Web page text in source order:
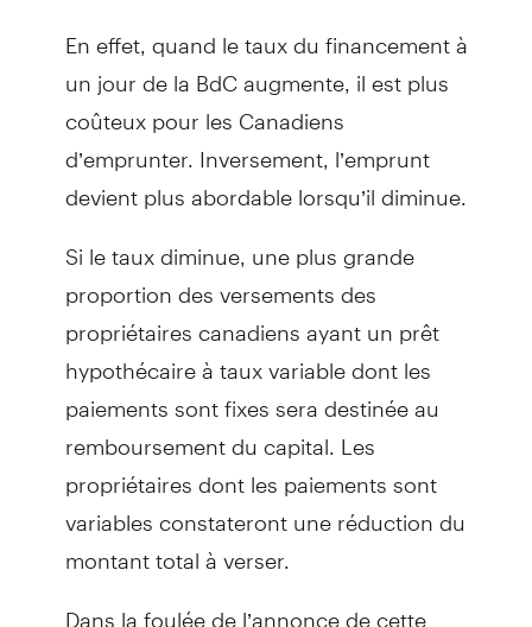
En effet, quand le taux du financement à
un jour de la BdC augmente, il est plus
coûteux pour les Canadiens
d’emprunter. Inversement, l’emprunt
devient plus abordable lorsqu’il diminue.
Si le taux diminue, une plus grande
proportion des versements des
propriétaires canadiens ayant un prêt
hypothécaire à taux variable dont les
paiements sont fixes sera destinée au
remboursement du capital. Les
propriétaires dont les paiements sont
variables constateront une réduction du
montant total à verser.
Dans la foulée de l’annonce de cette